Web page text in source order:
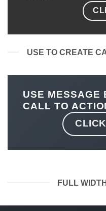
USE TO CREATE
USE MESSAGE
CALL TO
FULL